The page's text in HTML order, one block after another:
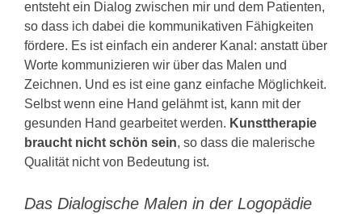
entsteht ein Dialog zwischen mir und dem Patienten,
so dass ich dabei die kommunikativen Fähigkeiten
fördere. Es ist einfach ein anderer Kanal: anstatt über
Worte kommunizieren wir über das Malen und
Zeichnen. Und es ist eine ganz einfache Möglichkeit.
Selbst wenn eine Hand gelähmt ist, kann mit der
gesunden Hand gearbeitet werden. Kunsttherapie
braucht nicht schön sein, so dass die malerische
Qualität nicht von Bedeutung ist.
Das Dialogische Malen in der Logopädie